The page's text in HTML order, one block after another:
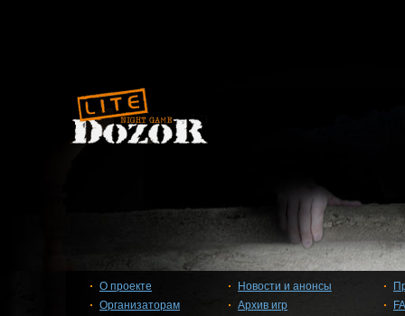
О проекте
Организаторам
Новости и анонсы
Архив игр